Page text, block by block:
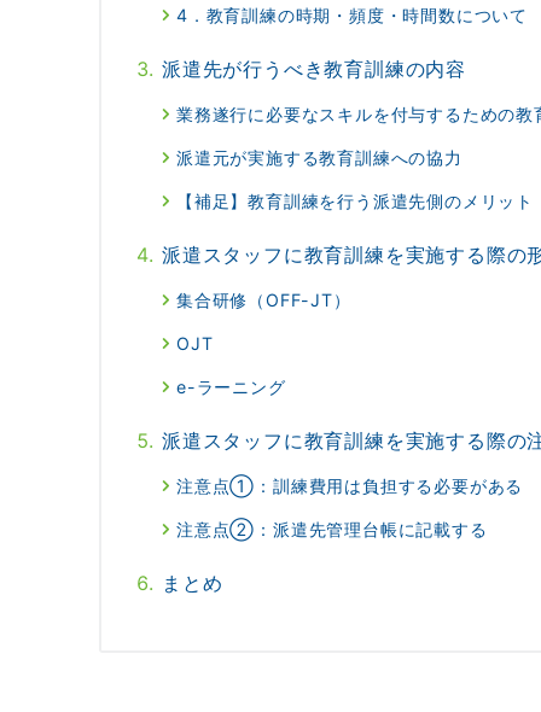
4．教育訓練の時期・頻度・時間数について
派遣先が行うべき教育訓練の内容
業務遂行に必要なスキルを付与するための教
派遣元が実施する教育訓練への協力
【補足】教育訓練を行う派遣先側のメリット
派遣スタッフに教育訓練を実施する際の
集合研修（OFF-JT）
OJT
e-ラーニング
派遣スタッフに教育訓練を実施する際の
注意点①：訓練費用は負担する必要がある
注意点②：派遣先管理台帳に記載する
まとめ